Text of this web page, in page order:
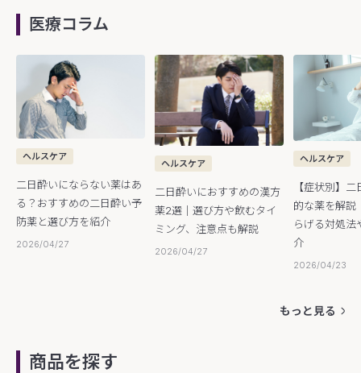
医療コラム
ヘルスケア
二日酔いにならない薬はあ
る？おすすめの二日酔い予
防薬と選び方を紹介
2026/04/27
ヘルスケア
二日酔いにおすすめの漢方
薬2選｜選び方や飲むタイ
ミング、注意点も解説
2026/04/27
ヘルスケア
【症状別】
的な薬を解説
らげる対処法
介
2026/04/23
もっと見る
商品を探す